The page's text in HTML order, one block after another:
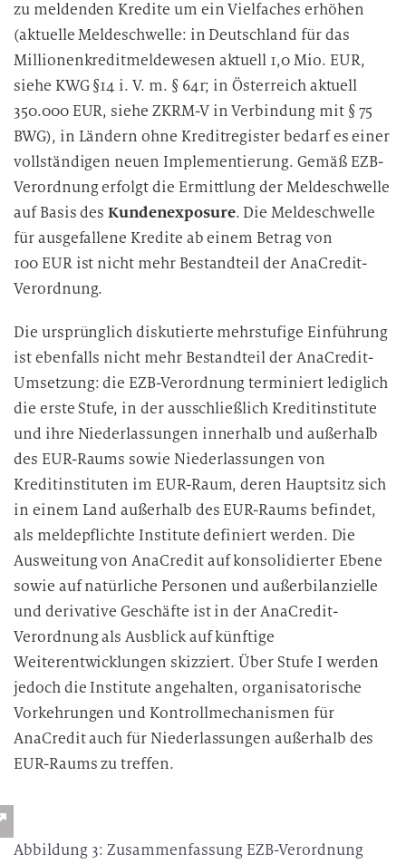
zu meldenden Kredite um ein Vielfaches erhöhen
(aktuelle Meldeschwelle: in Deutschland für das
Millionenkreditmeldewesen aktuell 1,0 Mio. EUR,
siehe KWG §14 i. V. m. § 64r; in Österreich aktuell
350.000 EUR, siehe ZKRM-V in Verbindung mit § 75
BWG), in Ländern ohne Kreditregister bedarf es einer
vollständigen neuen Implementierung. Gemäß EZB-
Verordnung erfolgt die Ermittlung der Meldeschwelle
auf Basis desKundenexposure. Die Meldeschwelle
für ausgefallene Kredite ab einem Betrag von
100 EUR ist nicht mehr Bestandteil der AnaCredit-
Verordnung.
Die ursprünglich diskutierte mehrstufige Einführung
ist ebenfalls nicht mehr Bestandteil der AnaCredit-
Umsetzung: die EZB-Verordnung terminiert lediglich
die erste Stufe, in der ausschließlich Kreditinstitute
und ihre Niederlassungen innerhalb und außerhalb
des EUR-Raums sowie Niederlassungen von
Kreditinstituten im EUR-Raum, deren Hauptsitz sich
in einem Land außerhalb des EUR-Raums befindet,
als meldepflichte Institute definiert werden. Die
Ausweitung von AnaCredit auf konsolidierter Ebene
sowie auf natürliche Personen und außerbilanzielle
und derivative Geschäfte ist in der AnaCredit-
Verordnung als Ausblick auf künftige
Weiterentwicklungen skizziert. Über Stufe I werden
jedoch die Institute angehalten, organisatorische
Vorkehrungen und Kontrollmechanismen für
AnaCredit auch für Niederlassungen außerhalb des
EUR-Raums zu treffen.
Abbildung 3: Zusammenfassung EZB-Verordnung